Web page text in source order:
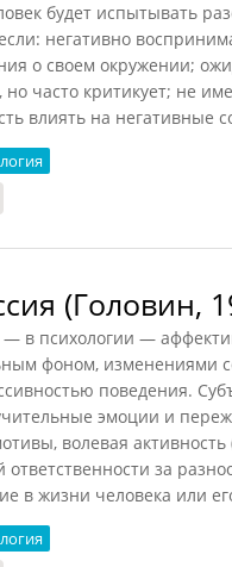
будет испытывать
негативно
о своем окружении;
но часто критикует; не
влиять на негативные
(Головин,
в психологии —
фоном, изменениями
поведения.
эмоции и
волевая
ответственности за
в жизни человека или